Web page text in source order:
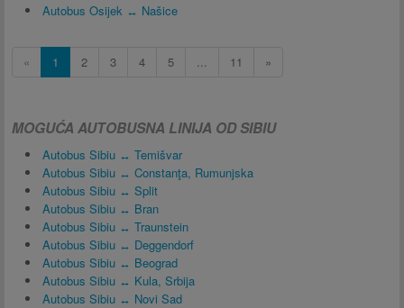
Autobus Osijek ↔ Našice
« 1 2 3 4 5 ... 11 »
MOGUĆA AUTOBUSNA LINIJA OD SIBIU
Autobus Sibiu ↔ Temišvar
Autobus Sibiu ↔ Constanţa, Rumunjska
Autobus Sibiu ↔ Split
Autobus Sibiu ↔ Bran
Autobus Sibiu ↔ Traunstein
Autobus Sibiu ↔ Deggendorf
Autobus Sibiu ↔ Beograd
Autobus Sibiu ↔ Kula, Srbija
Autobus Sibiu ↔ Novi Sad